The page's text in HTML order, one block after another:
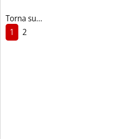
Torna su...
1
2